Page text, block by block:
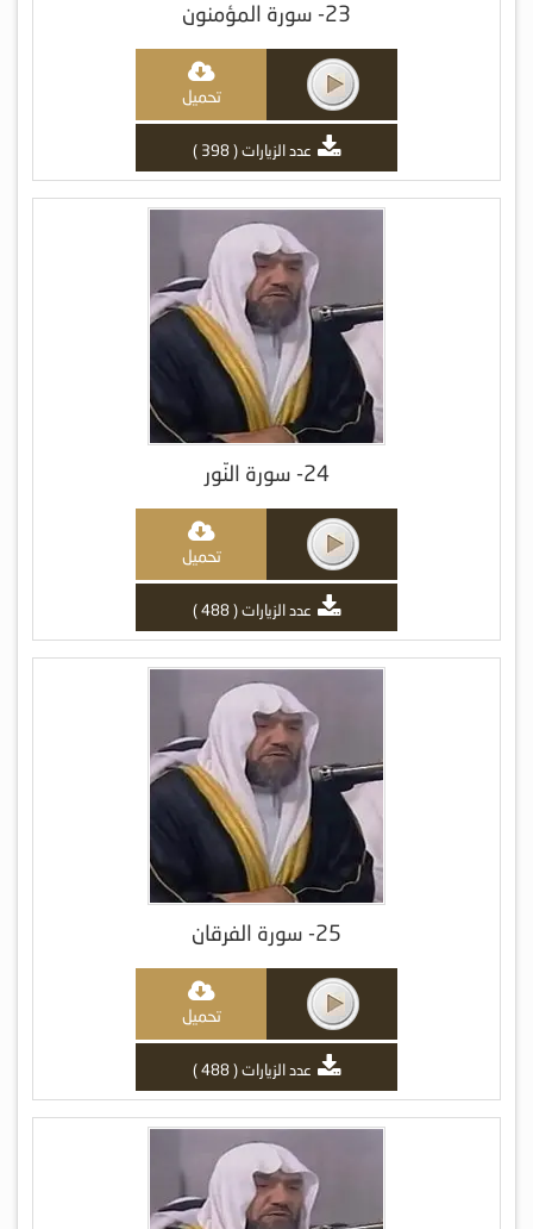
23- سورة المؤمنون
تحميل
عدد الزيارات ( 398 )
24- سورة النّور
تحميل
عدد الزيارات ( 488 )
25- سورة الفرقان
تحميل
عدد الزيارات ( 488 )